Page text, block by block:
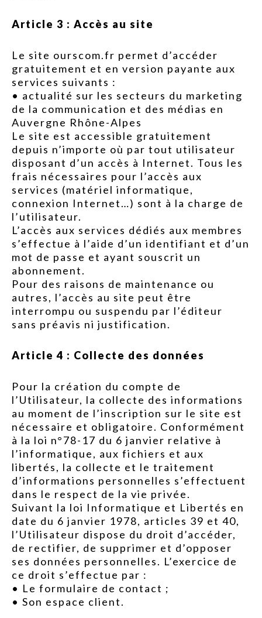
Article 3 : Accès au site
Le site ourscom.fr permet d’accéder
gratuitement et en version payante aux
services suivants :
• actualité sur les secteurs du marketing
de la communication et des médias en
Auvergne Rhône-Alpes
Le site est accessible gratuitement
depuis n’importe où par tout utilisateur
disposant d’un accès à Internet. Tous les
frais nécessaires pour l’accès aux
services (matériel informatique,
connexion Internet…) sont à la charge de
l’utilisateur.
L’accès aux services dédiés aux membres
s’effectue à l’aide d’un identifiant et d’un
mot de passe et ayant souscrit un
abonnement.
Pour des raisons de maintenance ou
autres, l’accès au site peut être
interrompu ou suspendu par l’éditeur
sans préavis ni justification.
Article 4 : Collecte des données
Pour la création du compte de
l’Utilisateur, la collecte des informations
au moment de l’inscription sur le site est
nécessaire et obligatoire. Conformément
à la loi n°78-17 du 6 janvier relative à
l’informatique, aux fichiers et aux
libertés, la collecte et le traitement
d’informations personnelles s’effectuent
dans le respect de la vie privée.
Suivant la loi Informatique et Libertés en
date du 6 janvier 1978, articles 39 et 40,
l’Utilisateur dispose du droit d’accéder,
de rectifier, de supprimer et d’opposer
ses données personnelles. L’exercice de
ce droit s’effectue par :
• Le formulaire de contact ;
• Son espace client.